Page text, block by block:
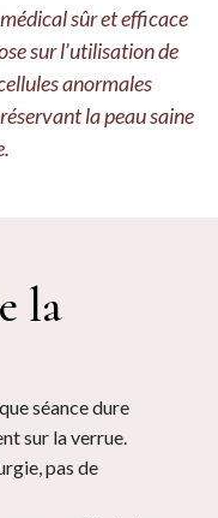
sûr et efficace
sur l’utilisation de
anormales
la peau saine
la
séance dure
sur la verrue.
pas de